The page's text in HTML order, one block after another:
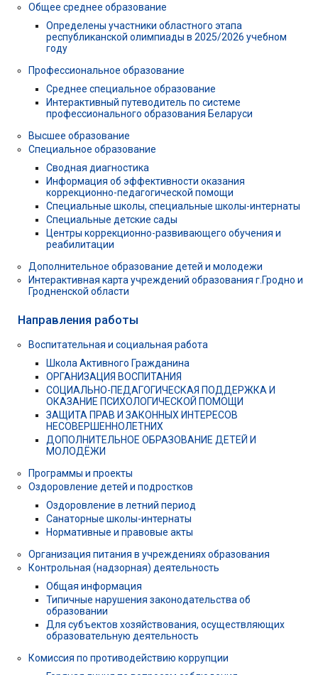
Общее среднее образование
Определены участники областного этапа
республиканской олимпиады в 2025/2026 учебном
году
Профессиональное образование
Среднее специальное образование
Интерактивный путеводитель по системе
профессионального образования Беларуси
Высшее образование
Специальное образование
Сводная диагностика
Информация об эффективности оказания
коррекционно-педагогической помощи
Специальные школы, специальные школы-интернаты
Специальные детские сады
Центры коррекционно-развивающего обучения и
реабилитации
Дополнительное образование детей и молодежи
Интерактивная карта учреждений образования г.Гродно и
Гродненской области
Направления работы
Воспитательная и социальная работа
Школа Активного Гражданина
ОРГАНИЗАЦИЯ ВОСПИТАНИЯ
СОЦИАЛЬНО-ПЕДАГОГИЧЕСКАЯ ПОДДЕРЖКА И
ОКАЗАНИЕ ПСИХОЛОГИЧЕСКОЙ ПОМОЩИ
ЗАЩИТА ПРАВ И ЗАКОННЫХ ИНТЕРЕСОВ
НЕСОВЕРШЕННОЛЕТНИХ
ДОПОЛНИТЕЛЬНОЕ ОБРАЗОВАНИЕ ДЕТЕЙ И
МОЛОДЁЖИ
Программы и проекты
Оздоровление детей и подростков
Оздоровление в летний период
Санаторные школы-интернаты
Нормативные и правовые акты
Организация питания в учреждениях образования
Контрольная (надзорная) деятельность
Общая информация
Типичные нарушения законодательства об
образовании
Для субъектов хозяйствования, осуществляющих
образовательную деятельность
Комиссия по противодействию коррупции